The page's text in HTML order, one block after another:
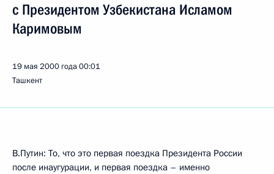
с Президентом Узбекистана Исламом
Каримовым
19 мая 2000 года00:01
Ташкент
В.Путин: То, что это первая поездка Президента России
после инаугурации, и первая поездка – именно